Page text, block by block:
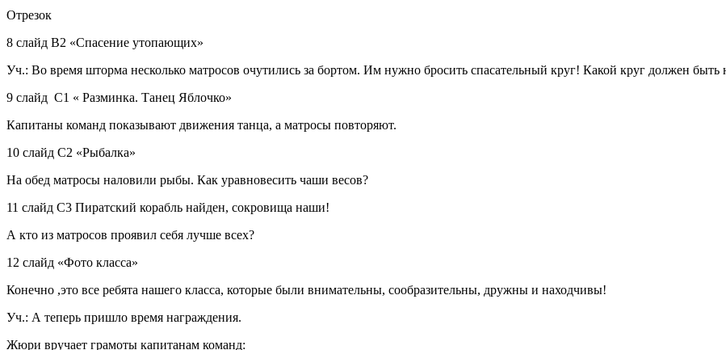
Отрезок
8 слайд В2 «Спасение утопающих»
Уч.: Во время шторма несколько матросов очутились за бортом. Им нужно бросить спасательный круг! Какой круг должен быть
9 слайд С1 « Разминка. Танец Яблочко»
Капитаны команд показывают движения танца, а матросы повторяют.
10 слайд С2 «Рыбалка»
На обед матросы наловили рыбы. Как уравновесить чаши весов?
11 слайд С3 Пиратский корабль найден, сокровища наши!
А кто из матросов проявил себя лучше всех?
12 слайд «Фото класса»
Конечно ,это все ребята нашего класса, которые были внимательны, сообразительны, дружны и находчивы!
Уч.: А теперь пришло время награждения.
Жюри вручает грамоты капитанам команд: